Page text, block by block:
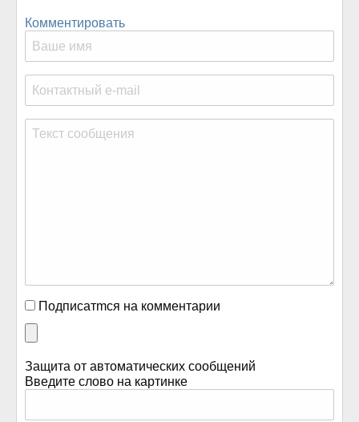
Комментировать
Подписатmся на комментарии
Защита от автоматических сообщений
Введите слово на картинке